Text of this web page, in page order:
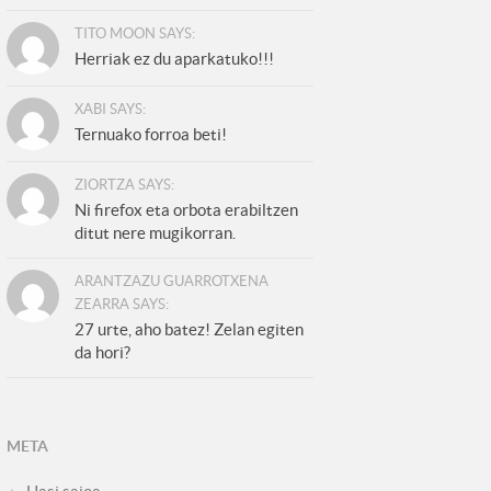
TITO MOON SAYS:
Herriak ez du aparkatuko!!!
XABI SAYS:
Ternuako forroa beti!
ZIORTZA SAYS:
Ni firefox eta orbota erabiltzen
ditut nere mugikorran.
ARANTZAZU GUARROTXENA
ZEARRA SAYS:
27 urte, aho batez! Zelan egiten
da hori?
META